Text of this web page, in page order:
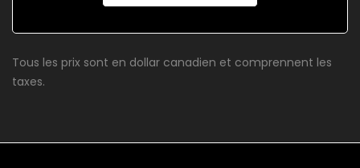
Tous les prix sont en dollar canadien et comprennent les
taxes.